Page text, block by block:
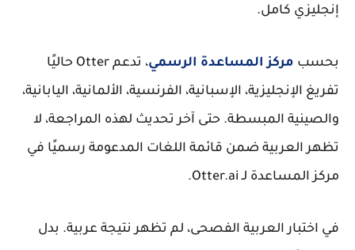
إنجليزي كامل.
بحسب مركز المساعدة الرسمي
، تدعم Otter حاليًا
تفريغ الإنجليزية، الإسبانية، الفرنسية، الألمانية، اليابانية،
والصينية المبسطة. حتى آخر تحديث لهذه المراجعة، لا
تظهر العربية ضمن قائمة اللغات المدعومة رسميًا في
مركز المساعدة لـ Otter.ai.
في اختبار العربية الفصحى، لم تظهر نتيجة عربية. بدل